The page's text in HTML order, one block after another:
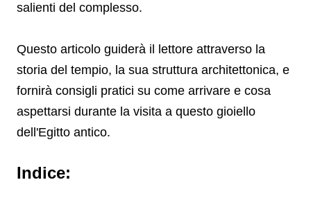
salienti del complesso.
Questo articolo guiderà il lettore attraverso la
storia del tempio, la sua struttura architettonica, e
fornirà consigli pratici su come arrivare e cosa
aspettarsi durante la visita a questo gioiello
dell'Egitto antico.
Indice: